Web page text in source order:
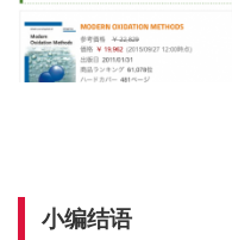
小编结语